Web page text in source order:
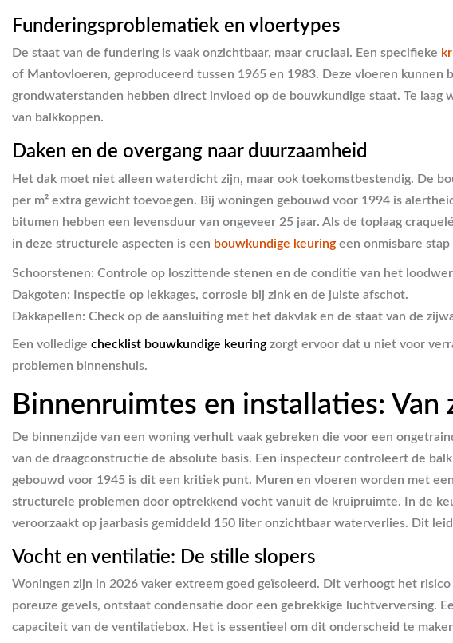
Funderingsproblematiek en vloertypes
De staat van de fundering is vaak onzichtbaar, maar cruciaal. Een specifieke
of Mantovloeren, geproduceerd tussen 1965 en 1983. Deze vloeren
grondwaterstanden hebben direct invloed op de bouwkundige staat. Te
van balkkoppen.
Daken en de overgang naar duurzaamheid
Het dak moet niet alleen waterdicht zijn, maar ook toekomstbestendig. De
per m² extra gewicht toevoegen. Bij woningen gebouwd voor 1994 is
bitumen hebben een levensduur van ongeveer 25 jaar. Als de toplaag
in deze structurele aspecten is een bouwkundige keuring een onmisbare
Schoorstenen: Controle op loszittende stenen en de conditie van het
Dakgoten: Inspectie op lekkages, corrosie bij zink en de juiste afschot.
Dakkapellen: Check op de aansluiting met het dakvlak en de staat van de
Een volledige checklist bouwkundige keuring zorgt ervoor dat u niet voor
problemen binnenshuis.
Binnenruimtes en installaties:
De binnenzijde van een woning verhult vaak gebreken die voor een
van de draagconstructie de absolute basis. Een inspecteur controleert de
gebouwd voor 1945 is dit een kritiek punt. Muren en vloeren worden met
structurele problemen door optrekkend vocht vanuit de kruipruimte. In de
veroorzaakt op jaarbasis gemiddeld 150 liter onzichtbaar waterverlies. Dit
Vocht en ventilatie: De stille slopers
Woningen zijn in 2026 vaker extreem goed geïsoleerd. Dit verhoogt het
poreuze gevels, ontstaat condensatie door een gebrekkige luchtverversing.
capaciteit van de ventilatiebox. Het is essentieel om dit onderscheid te